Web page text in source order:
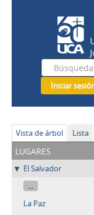
Iniciar
Vista de árbol Lista
lugares
El Salvador
...
La Paz